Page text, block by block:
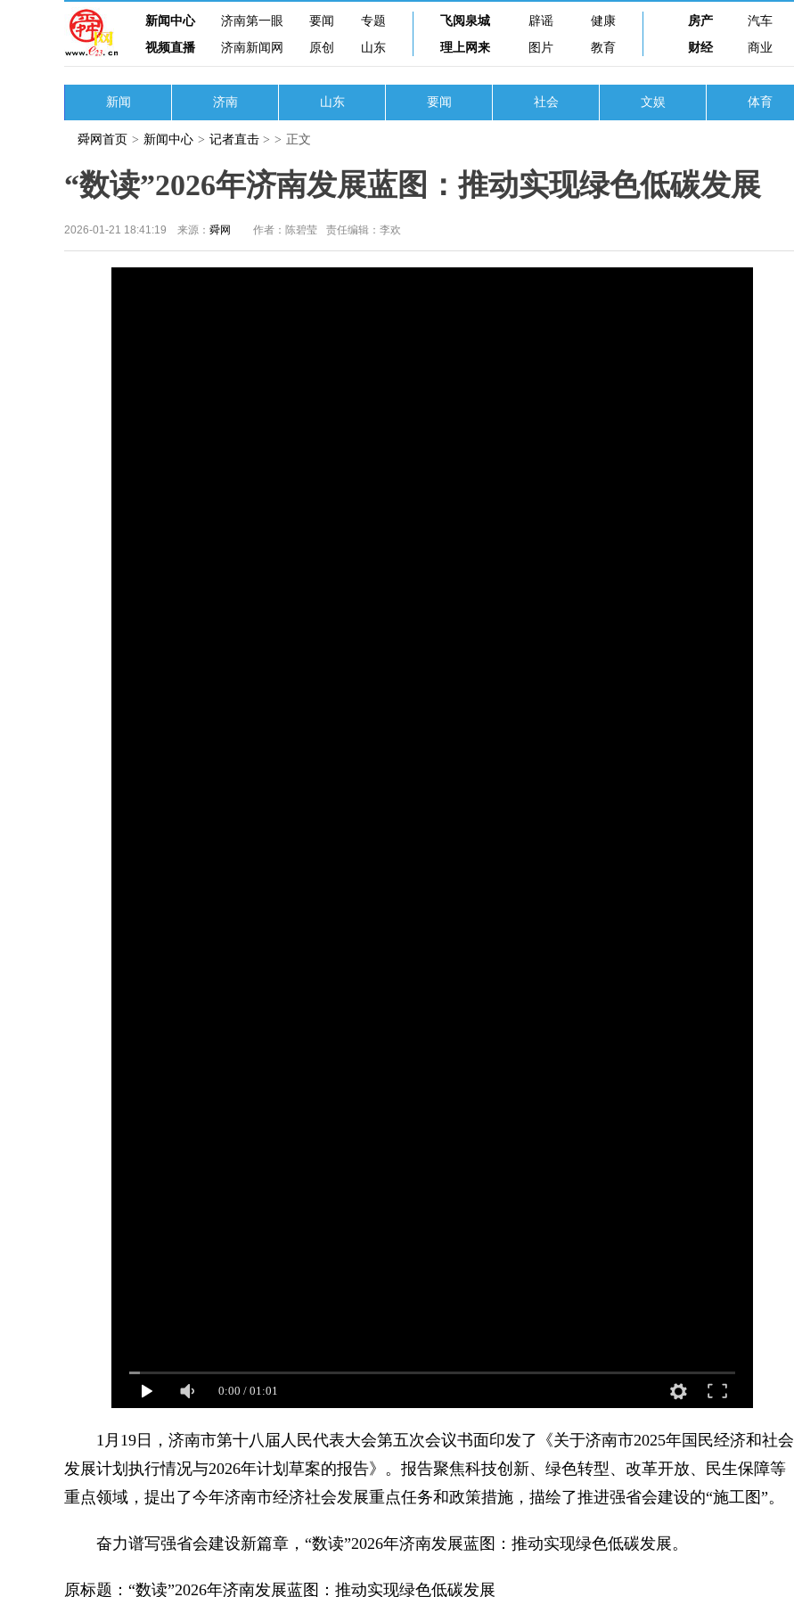
新闻中心 济南第一眼 要闻
专题
视频直播
济南新闻网 原创 山东
飞阅泉城 辟谣
健康
理上网来
图片 教育
房产 汽车
财经
商业
新闻 济南 山东 要闻 社会 文娱 体育
舜网首页 > 新闻中心 > 记者直击 > > 正文
“数读”2026年济南发展蓝图：推动实现绿色低碳发展
2026-01-21 18:41:19 来源： 舜网 作者：陈碧莹 责任编辑：李欢
0:00 / 01:01
1月19日，济南市第十八届人民代表大会第五次会议书面印发了《关于济南市2025年国民经济和社会
发展计划执行情况与2026年计划草案的报告》。报告聚焦科技创新、绿色转型、改革开放、民生保障等
重点领域，提出了今年济南市经济社会发展重点任务和政策措施，描绘了推进强省会建设的“施工图”。
奋力谱写强省会建设新篇章，“数读”2026年济南发展蓝图：推动实现绿色低碳发展。
原标题：“数读”2026年济南发展蓝图：推动实现绿色低碳发展